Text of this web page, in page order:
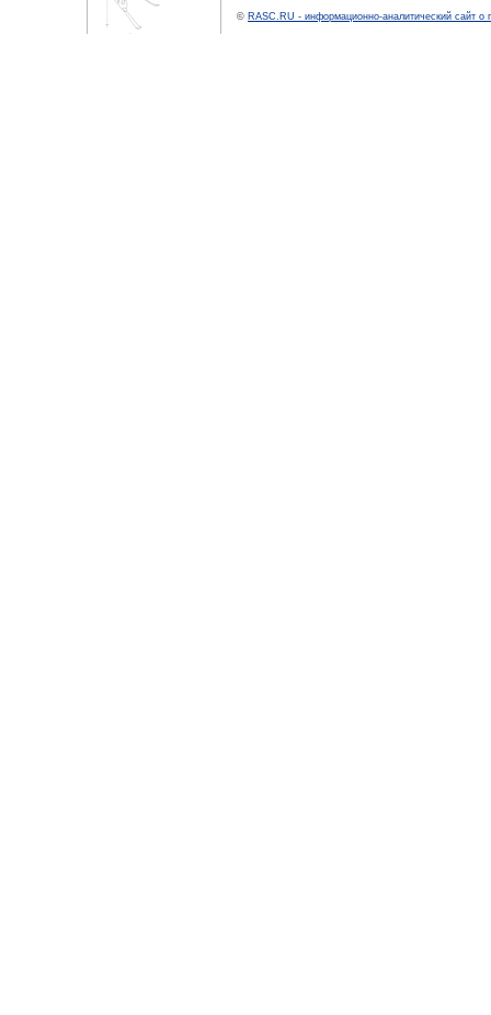
© RASC.RU - информационно-аналитический сайт о